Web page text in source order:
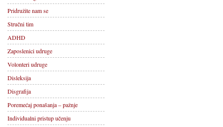
Pridružite nam se
Stručni tim
ADHD
Zaposlenici udruge
Volonteri udruge
Disleksija
Disgrafija
Poremećaj ponašanja – pažnje
Individualni pristup učenju